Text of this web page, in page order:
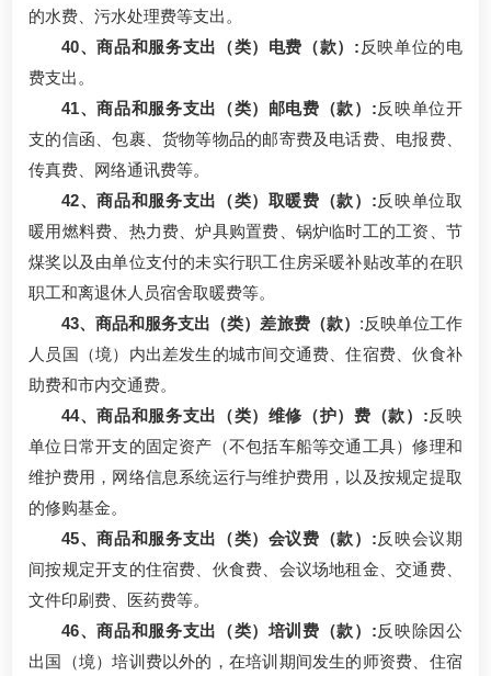
的水费、污水处理费等支出。
40、商品和服务支出（类）电费（款）: 反映单位的电
费支出。
41、商品和服务支出（类）邮电费（款）:反映单位开
支的信函、包裹、货物等物品的邮寄费及电话费、电报费、
传真费、网络通讯费等。
42、商品和服务支出（类）取暖费（款）:反映单位取
暖用燃料费、热力费、炉具购置费、锅炉临时工的工资、节
煤奖以及由单位支付的未实行职工住房采暖补贴改革的在职
职工和离退休人员宿舍取暖费等。
43、商品和服务支出（类）差旅费（款） :反映单位工作
人员国（境）内出差发生的城市间交通费、住宿费、伙食补
助费和市内交通费。
44、商品和服务支出（类）维修（护）费（款）:反映
单位日常开支的固定资产（不包括车船等交通工具）修理和
维护费用，网络信息系统运行与维护费用，以及按规定提取
的修购基金。
45、商品和服务支出（类）会议费（款）:反映会议期
间按规定开支的住宿费、伙食费、会议场地租金、交通费、
文件印刷费、医药费等。
46、商品和服务支出（类）培训费（款）:反映除因公
出国（境）培训费以外的，在培训期间发生的师资费、住宿